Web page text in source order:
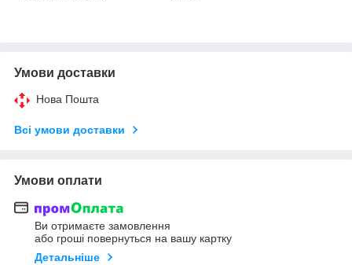
Умови доставки
Нова Пошта
Всі умови доставки
Умови оплати
Ви отримаєте замовлення
або гроші повернуться на вашу картку
Детальніше